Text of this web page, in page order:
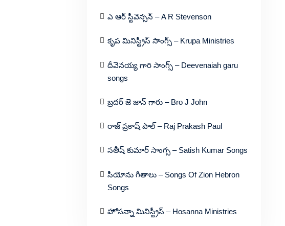
ఎ ఆర్ స్టీవెన్సన్ – A R Stevenson
కృప మినిస్ట్రీస్ సాంగ్స్ – Krupa Ministries
దీవెనయ్య గారి సాంగ్స్ – Deevenaiah garu
songs
బ్రదర్ జె జాన్ గారు – Bro J John
రాజ్ ప్రకాష్ పాల్ – Raj Prakash Paul
సతీష్ కుమార్ సాంగ్స – Satish Kumar Songs
సీయోను గీతాలు – Songs Of Zion Hebron
Songs
హోసన్నా మినిస్ట్రీస్ – Hosanna Ministries